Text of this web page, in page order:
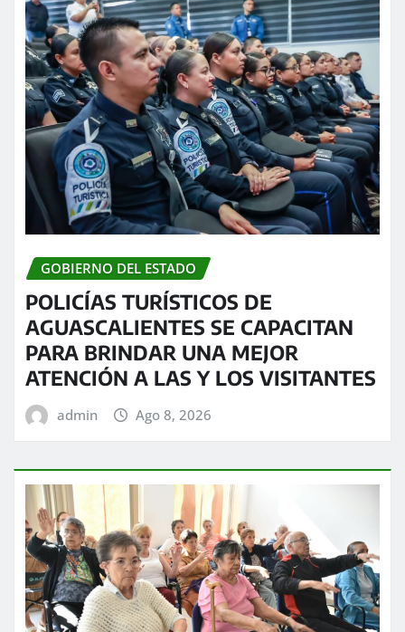
GOBIERNO DEL ESTADO
POLICÍAS TURÍSTICOS DE
AGUASCALIENTES SE CAPACITAN
PARA BRINDAR UNA MEJOR
ATENCIÓN A LAS Y LOS VISITANTES
admin Ago 8, 2026